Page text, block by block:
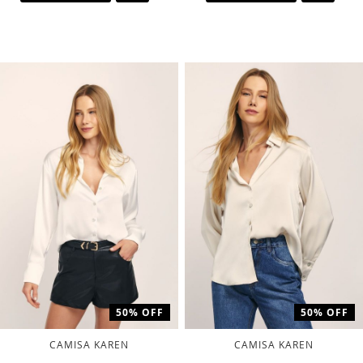
50% OFF
CAMISA KAREN
50% OFF
CAMISA KAREN